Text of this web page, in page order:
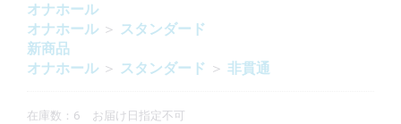
オナホール
オナホール ＞ スタンダード
新商品
オナホール ＞ スタンダード ＞ 非貫通
在庫数：6 お届け日指定不可